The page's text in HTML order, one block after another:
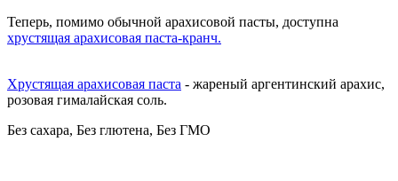
Теперь, помимо обычной арахисовой пасты, доступна
хрустящая арахисовая паста-кранч.
Хрустящая арахисовая паста - жареный аргентинский арахис,
розовая гималайская соль.
Без сахара, Без глютена, Без ГМО